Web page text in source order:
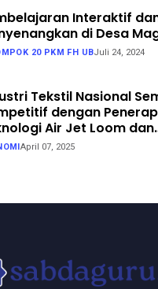
Interaktif
di Desa
20 PKM FH UBJuli 24, 2024
Tekstil Nasional
dengan
Air Jet Loom dan
Dyeing di CV.
Perkasa
April 07, 2025